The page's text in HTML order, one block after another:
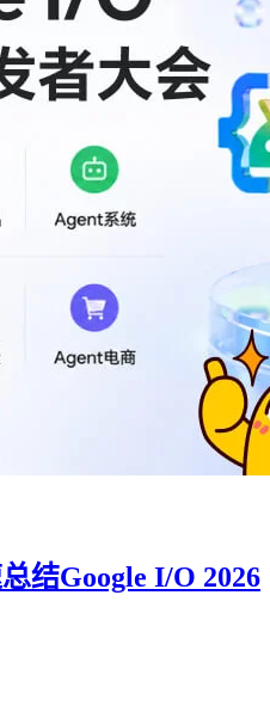
结Google I/O 2026